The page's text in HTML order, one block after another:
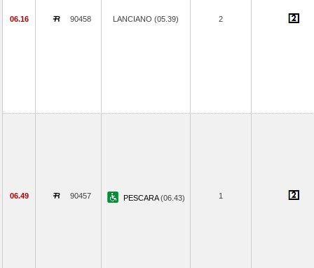
06.16 90458 LANCIANO (05.39) 2
06.49 90457 PESCARA(06.43) 1